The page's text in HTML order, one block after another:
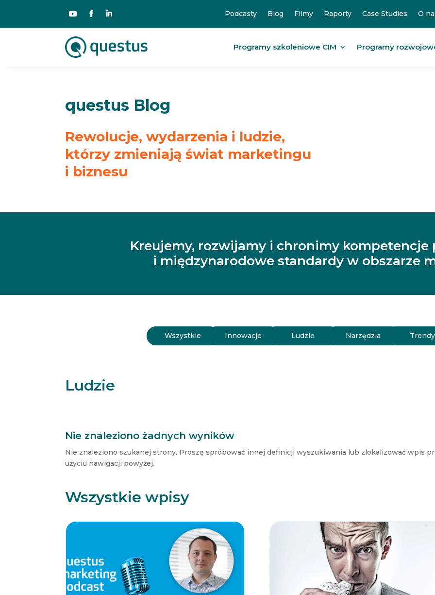
Podcasty Blog Filmy Raporty Case Studies O
Programy szkoleniowe CIM Programy
questus Blog
Rewolucje, wydarzenia i ludzie,
którzy zmieniają świat marketingu
i biznesu
Kreujemy, rozwijamy i chronimy kompetencje
i międzynarodowe standardy w obszarze
Wszystkie Innowacje Ludzie Narzędzia Trendy
Ludzie
Nie znaleziono żadnych wyników
Nie znaleziono szukanej strony. Proszę spróbować innej definicji wyszukiwania lub zlokalizować wpis
użyciu nawigacji powyżej.
Wszystkie wpisy